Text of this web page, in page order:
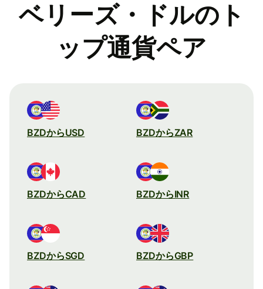
ベリーズ・ドルのト
ップ通貨ペア
BZDからUSD BZDからZAR
BZDからCAD BZDからINR
BZDからSGD BZDからGBP